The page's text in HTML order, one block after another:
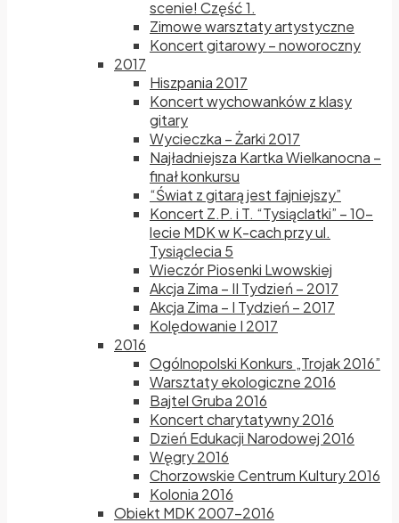
scenie! Część 1.
Zimowe warsztaty artystyczne
Koncert gitarowy – noworoczny
2017
Hiszpania 2017
Koncert wychowanków z klasy
gitary
Wycieczka – Żarki 2017
Najładniejsza Kartka Wielkanocna –
finał konkursu
“Świat z gitarą jest fajniejszy”
Koncert Z.P. i T. “Tysiąclatki” – 10-
lecie MDK w K-cach przy ul.
Tysiąclecia 5
Wieczór Piosenki Lwowskiej
Akcja Zima – II Tydzień – 2017
Akcja Zima – I Tydzień – 2017
Kolędowanie I 2017
2016
Ogólnopolski Konkurs „Trojak 2016”
Warsztaty ekologiczne 2016
Bajtel Gruba 2016
Koncert charytatywny 2016
Dzień Edukacji Narodowej 2016
Węgry 2016
Chorzowskie Centrum Kultury 2016
Kolonia 2016
Obiekt MDK 2007-2016